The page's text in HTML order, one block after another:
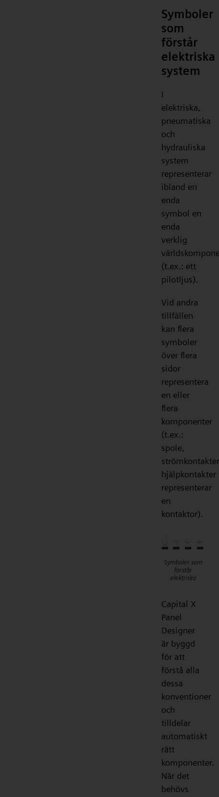
Symboler
som
förstår
elektriska
system
I
elektriska,
pneumatiska
och
hydrauliska
system
representerar
ibland en
enda
symbol en
enda
verklig
(t.ex.: ett
pilotljus).
Vid andra
tillfällen
kan flera
symboler
över flera
sidor
representera
en eller
flera
komponenter
(t.ex.:
spole,
hjälpkontakter
representerar
en
kontaktor).
Symboler som
förstår
elektriska
Capital X
Panel
Designer
är byggd
för att
förstå alla
dessa
konventioner
och
tilldelar
automatiskt
rätt
komponenter.
När det
behövs